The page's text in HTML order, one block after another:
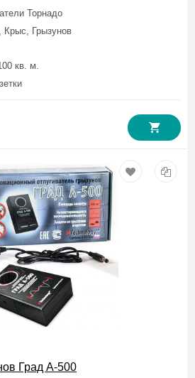
Торнадо
Грызунов
кв. м.
Град А-500